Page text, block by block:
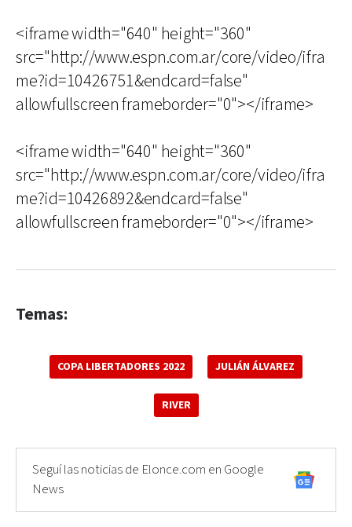
<iframe width="640" height="360"
src="http://www.espn.com.ar/core/video/ifra
me?id=10426751&endcard=false"
allowfullscreen frameborder="0"></iframe>
<iframe width="640" height="360"
src="http://www.espn.com.ar/core/video/ifra
me?id=10426892&endcard=false"
allowfullscreen frameborder="0"></iframe>
Temas:
COPA LIBERTADORES 2022 JULIÁN ÁLVAREZ
RIVER
Seguí las noticias de Elonce.com en Google
News